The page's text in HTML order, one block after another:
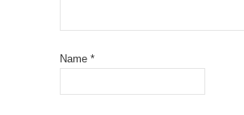
Name *